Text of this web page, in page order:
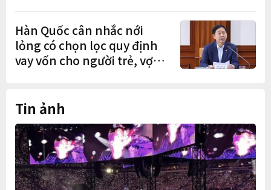
Hàn Quốc cân nhắc nới
lỏng có chọn lọc quy định
vay vốn cho người trẻ, vợ
Tin ảnh